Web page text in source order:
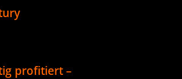
profitiert –